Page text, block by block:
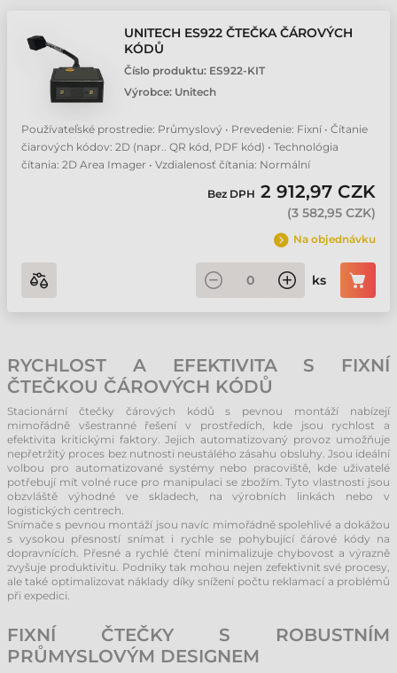
UNITECH ES922 ČTEČKA ČÁROVÝCH
KÓDŮ
Číslo produktu: ES922-KIT
Výrobce: Unitech
Používateľské prostredie: Průmyslový • Prevedenie: Fixní • Čítanie
čiarových kódov: 2D (napr.. QR kód, PDF kód) • Technológia
čítania: 2D Area Imager • Vzdialenosť čítania: Normální
Bez DPH 2 912,97 CZK
(3 582,95 CZK)
Na objednávku
ks
RYCHLOST A EFEKTIVITA S FIXNÍ
ČTEČKOU ČÁROVÝCH KÓDŮ
Stacionární čtečky čárových kódů s pevnou montáží nabízejí
mimořádně všestranné řešení v prostředích, kde jsou rychlost a
efektivita kritickými faktory. Jejich automatizovaný provoz umožňuje
nepřetržitý proces bez nutnosti neustálého zásahu obsluhy. Jsou ideální
volbou pro automatizované systémy nebo pracoviště, kde uživatelé
potřebují mít volné ruce pro manipulaci se zbožím. Tyto vlastnosti jsou
obzvláště výhodné ve skladech, na výrobních linkách nebo v
logistických centrech.
Snímače s pevnou montáží jsou navíc mimořádně spolehlivé a dokážou
s vysokou přesností snímat i rychle se pohybující čárové kódy na
dopravnících. Přesné a rychlé čtení minimalizuje chybovost a výrazně
zvyšuje produktivitu. Podniky tak mohou nejen zefektivnit své procesy,
ale také optimalizovat náklady díky snížení počtu reklamací a problémů
při expedici.
FIXNÍ ČTEČKY S ROBUSTNÍM
PRŮMYSLOVÝM DESIGNEM